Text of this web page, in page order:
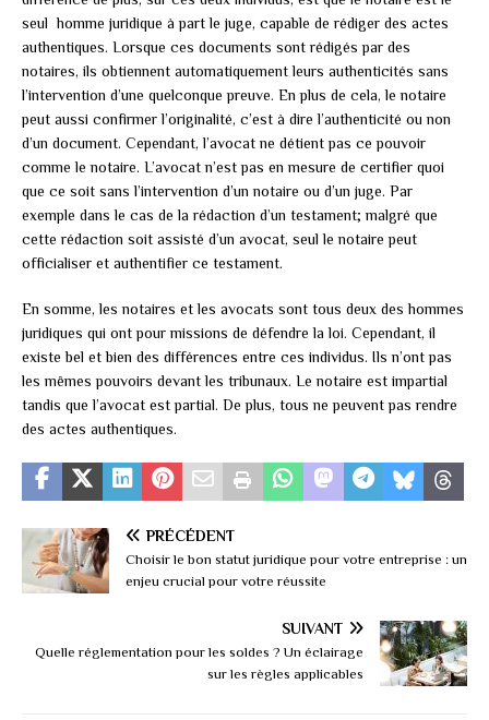
seul homme juridique à part le juge, capable de rédiger des actes
authentiques. Lorsque ces documents sont rédigés par des
notaires, ils obtiennent automatiquement leurs authenticités sans
l’intervention d’une quelconque preuve. En plus de cela, le notaire
peut aussi confirmer l’originalité, c’est à dire l’authenticité ou non
d’un document. Cependant, l’avocat ne détient pas ce pouvoir
comme le notaire. L’avocat n’est pas en mesure de certifier quoi
que ce soit sans l’intervention d’un notaire ou d’un juge. Par
exemple dans le cas de la rédaction d’un testament; malgré que
cette rédaction soit assisté d’un avocat, seul le notaire peut
officialiser et authentifier ce testament.
En somme, les notaires et les avocats sont tous deux des hommes
juridiques qui ont pour missions de défendre la loi. Cependant, il
existe bel et bien des différences entre ces individus. Ils n’ont pas
les mêmes pouvoirs devant les tribunaux. Le notaire est impartial
tandis que l’avocat est partial. De plus, tous ne peuvent pas rendre
des actes authentiques.
PRÉCÉDENT
Choisir le bon statut juridique pour votre entreprise : un
enjeu crucial pour votre réussite
SUIVANT
Quelle réglementation pour les soldes ? Un éclairage
sur les règles applicables